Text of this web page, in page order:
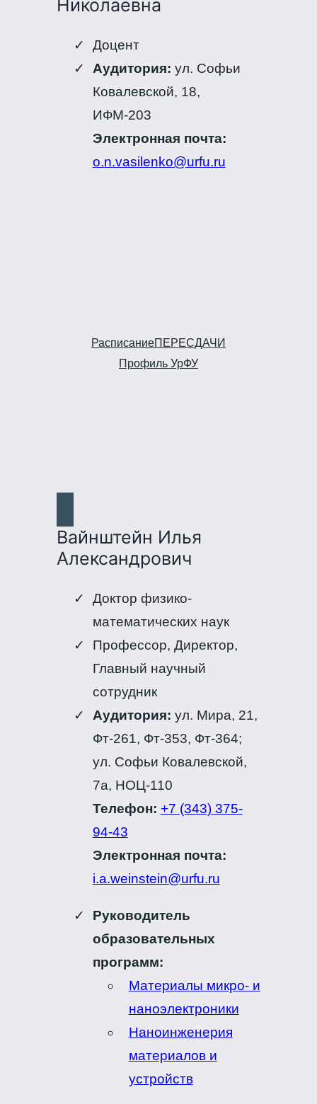
Николаевна
Доцент
Аудитория: ул. Софьи
Ковалевской, 18,
ИФМ-203
Электронная почта:
o.n.vasilenko@urfu.ru
РасписаниеПЕРЕСДАЧИ
Профиль УрФУ
Вайнштейн Илья
Александрович
Доктор физико-
математических наук
Профессор, Директор,
Главный научный
сотрудник
Аудитория: ул. Мира, 21,
Фт-261, Фт-353, Фт-364;
ул. Софьи Ковалевской,
7а, НОЦ-110
Телефон: +7 (343) 375-
94-43
Электронная почта:
i.a.weinstein@urfu.ru
Руководитель
образовательных
программ:
Материалы микро- и
наноэлектроники
Наноинженерия
материалов и
устройств